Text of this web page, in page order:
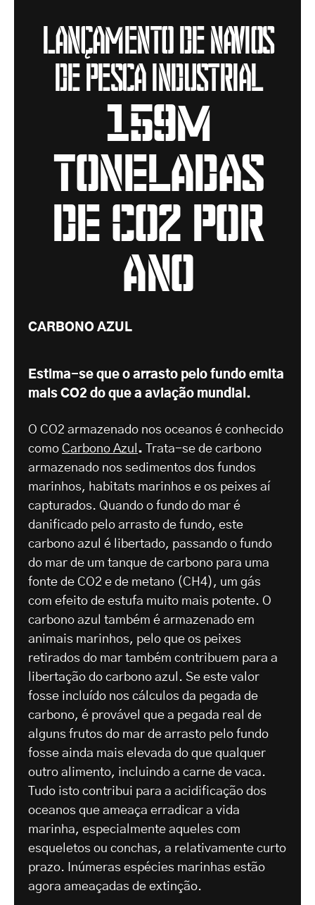
Lançamento de navios
de pesca industrial
159M
toneladas
de CO2 por
ano
CARBONO AZUL
Estima-se que o arrasto pelo fundo emita
mais CO2 do que a aviação mundial.
O CO2 armazenado nos oceanos é conhecido
como Carbono Azul . Trata-se de carbono
armazenado nos sedimentos dos fundos
marinhos, habitats marinhos e os peixes aí
capturados. Quando o fundo do mar é
danificado pelo arrasto de fundo, este
carbono azul é libertado, passando o fundo
do mar de um tanque de carbono para uma
fonte de CO2 e de metano (CH4), um gás
com efeito de estufa muito mais potente. O
carbono azul também é armazenado em
animais marinhos, pelo que os peixes
retirados do mar também contribuem para a
libertação do carbono azul. Se este valor
fosse incluído nos cálculos da pegada de
carbono, é provável que a pegada real de
alguns frutos do mar de arrasto pelo fundo
fosse ainda mais elevada do que qualquer
outro alimento, incluindo a carne de vaca.
Tudo isto contribui para a acidificação dos
oceanos que ameaça erradicar a vida
marinha, especialmente aqueles com
esqueletos ou conchas, a relativamente curto
prazo. Inúmeras espécies marinhas estão
agora ameaçadas de extinção.